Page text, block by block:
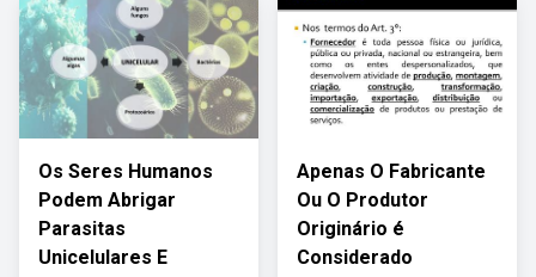
Os Seres Humanos
Podem Abrigar
Parasitas
Unicelulares E
Apenas O Fabricante
Ou O Produtor
Originário é
Considerado